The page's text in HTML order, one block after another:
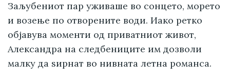
Заљубениот пар уживаше во сонцето, морето
и возење по отворените води. Иако ретко
објавува моменти од приватниот живот,
Александра на следбениците им дозволи
малку да ѕирнат во нивната летна романса.